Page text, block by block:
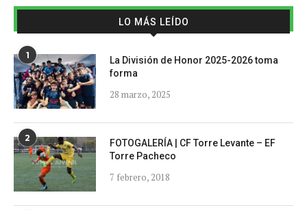
LO MÁS LEÍDO
1
La División de Honor 2025-2026 toma
forma
28 marzo, 2025
2
FOTOGALERÍA | CF Torre Levante – EF
Torre Pacheco
7 febrero, 2018